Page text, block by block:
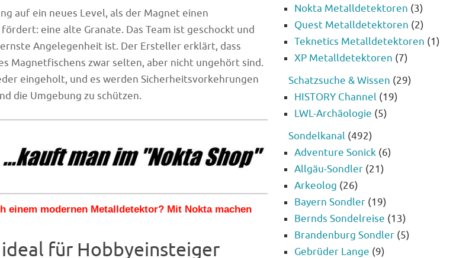
auf ein neues Level, als der Magnet einen
eine alte Granate. Das Team ist geschockt und
Angelegenheit ist. Der Ersteller erklärt, dass
Magnetfischens zwar selten, aber nicht ungehört sind.
eingeholt, und es werden Sicherheitsvorkehrungen
die Umgebung zu schützen.
einem modernen Metalldetektor? Mit Nokta machen
ideal für Hobbyeinsteiger
Nokta Metalldetektoren (3)
Quest Metalldetektoren (2)
Teknetics Metalldetektoren (1)
XP Metalldetektoren (7)
Schatzsuche & Wissen (29)
HISTORY Channel (19)
LWL-Archäologie (5)
Sondelkanal (492)
Adventure Sonick (6)
Allgäu-Sondler (21)
Arkeolog (26)
Bayern Sondler (19)
Bernds Sondelreise (13)
Brandenburg Sondler (5)
Gebrüder Lange (9)